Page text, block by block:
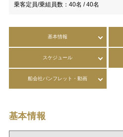
乗客定員/乗組員数： 40名 / 40名
基本情報
スケジュール
船会社パンフレット・動画
基本情報